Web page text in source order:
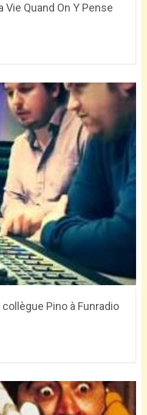
Vie Quand On Y Pense
Pino à Funradio